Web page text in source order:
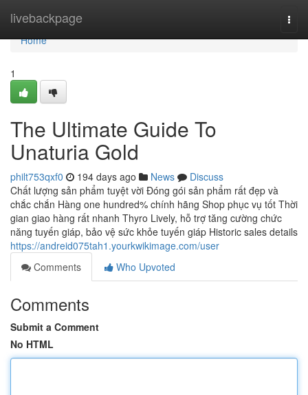
livebackpage
Home
Home
1
The Ultimate Guide To
Unaturia Gold
philt753qxf0 194 days ago News
Discuss
Chất lượng sản phẩm tuyệt vời Đóng gói sản phẩm rất đẹp và
chắc chắn Hàng one hundred% chính hãng Shop phục vụ tốt Thời
gian giao hàng rất nhanh Thyro Lively, hỗ trợ tăng cường chức
năng tuyến giáp, bảo vệ sức khỏe tuyến giáp Historic sales details
https://andreid075tah1.yourkwikimage.com/user
Comments
Who Upvoted
Comments
Submit a Comment
No HTML